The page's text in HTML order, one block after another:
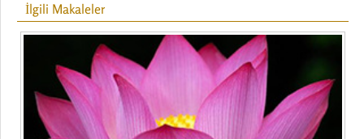
İlgili Makaleler